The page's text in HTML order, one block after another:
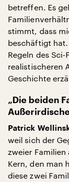
betreffen. Es
stimmt, dass
beschäftigt
Regeln des
realistischeren
Geschichte
„Die beiden
Patrick
weil sich der
zweier
Kern, den man
diese zwei